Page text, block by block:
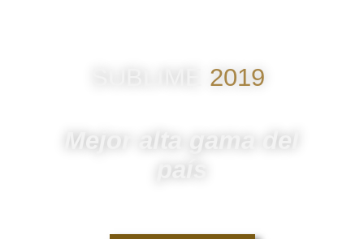
2019
Mejor alta gama del
país